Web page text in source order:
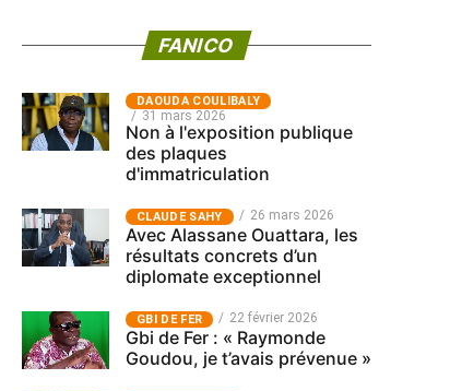
FANICO
‎DAOUDA COULIBALY
31 mars 2026
Non à l'exposition publique
des plaques
d'immatriculation
CLAUDE SAHY 26 mars 2026
Avec Alassane Ouattara, les
résultats concrets d’un
diplomate exceptionnel
GBI DE FER 22 février 2026
Gbi de Fer : « Raymonde
Goudou, je t’avais prévenue »